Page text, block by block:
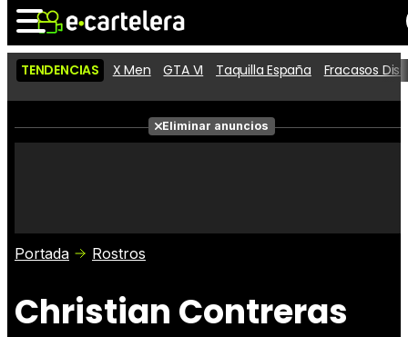
Noticias Cartelera
Películas
Críticas
TENDENCIAS X Men GTA VI Taquilla España Fracasos
Eliminar anuncios
Portada Rostros
Christian Contreras